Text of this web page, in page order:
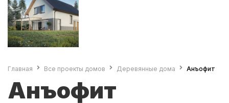
Главная Все проекты домов Деревянные дома Анъофит
Анъофит